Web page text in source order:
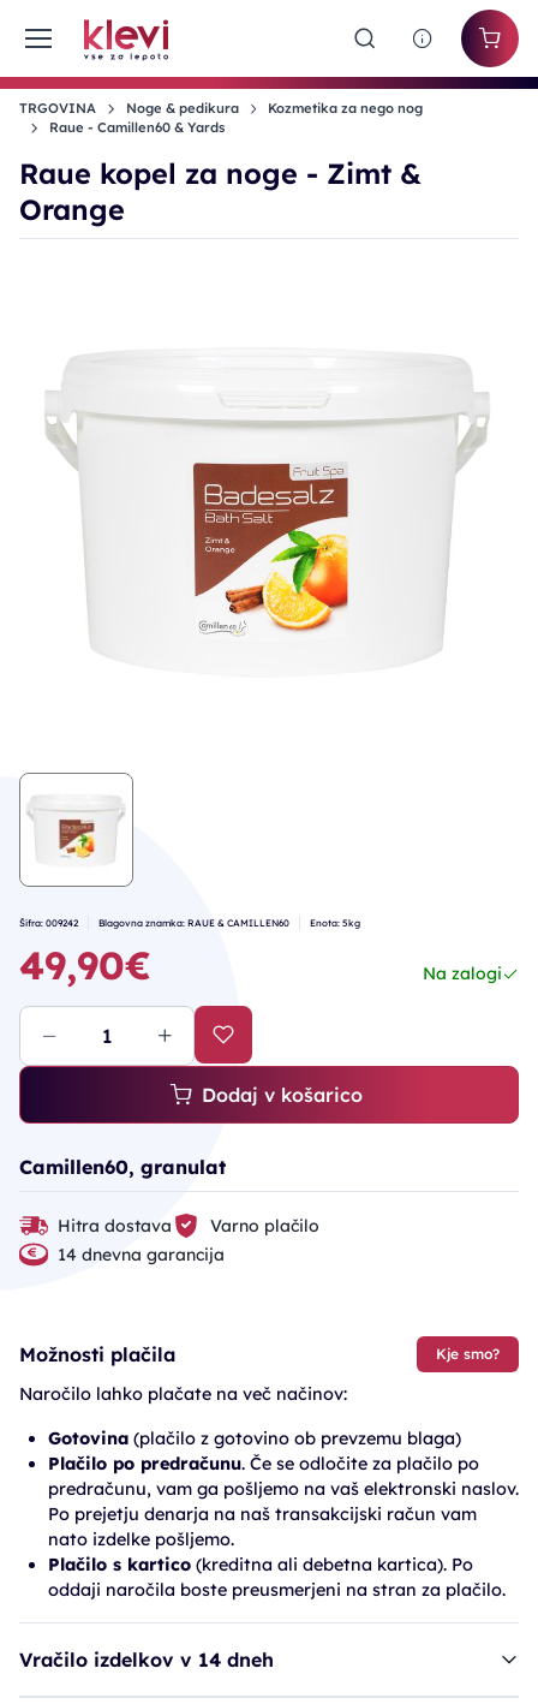
TRGOVINA Noge & pedikura
Kozmetika za nego nog
Raue - Camillen60 & Yards
Raue kopel za noge - Zimt &
Orange
Šifra: 009242 Blagovna znamka: RAUE & CAMILLEN60 Enota: 5kg
49,90€ Na zalogi
Dodaj v košarico
Camillen60, granulat
Hitra dostava
Varno plačilo
14 dnevna garancija
Možnosti plačila Kje smo?
Naročilo lahko plačate na več načinov:
Gotovina (plačilo z gotovino ob prevzemu blaga)
Plačilo po predračunu. Če se odločite za plačilo po
predračunu, vam ga pošljemo na vaš elektronski naslov.
Po prejetju denarja na naš transakcijski račun vam
nato izdelke pošljemo.
Plačilo s kartico (kreditna ali debetna kartica). Po
oddaji naročila boste preusmerjeni na stran za plačilo.
Vračilo izdelkov v 14 dneh